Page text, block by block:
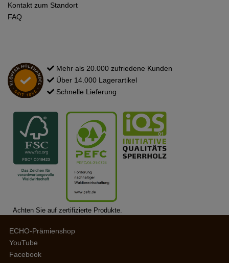
Kontakt zum Standort
FAQ
Mehr als 20.000 zufriedene Kunden
Über 14.000 Lagerartikel
Schnelle Lieferung
Achten Sie auf zertifizierte Produkte.
ECHO-Prämienshop
YouTube
Facebook